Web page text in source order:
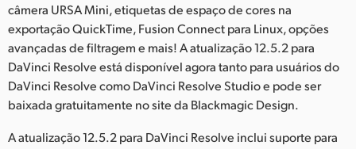
Mexico
Malaysia
Netherlands
câmera URSA Mini, etiquetas de espaço de cores na
exportação QuickTime, Fusion Connect para Linux, opções
avançadas de filtragem e mais! A atualização 12.5.2 para
DaVinci Resolve está disponível agora tanto para usuários do
DaVinci Resolve como DaVinci Resolve Studio e pode ser
baixada gratuitamente no site da Blackmagic Design.
A atualização 12.5.2 para DaVinci Resolve inclui suporte para